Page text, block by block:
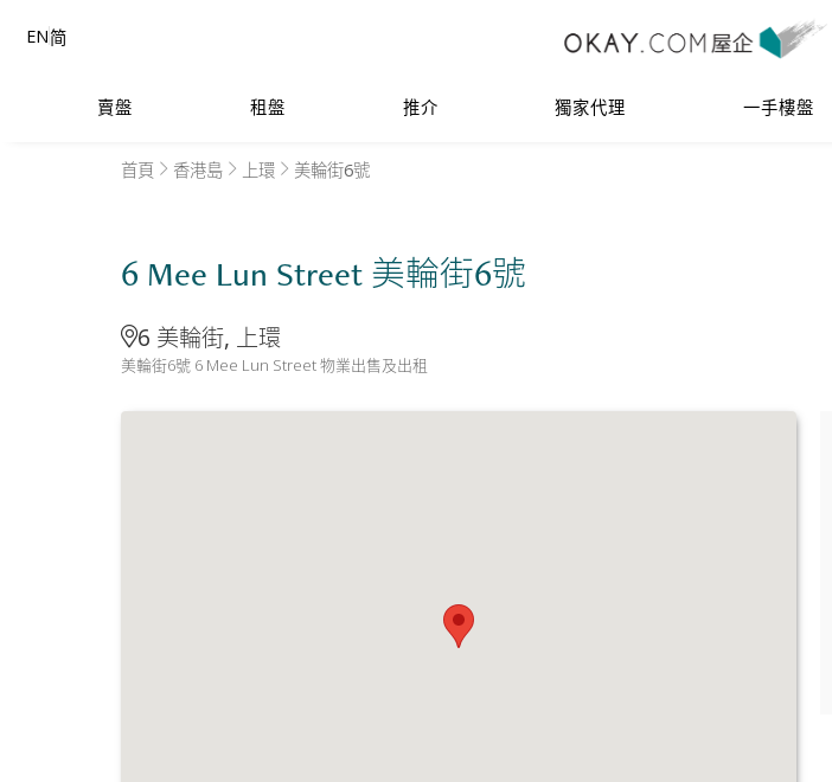
賣盤 租盤 推介 獨家代理 一手樓盤
EN简
首頁 香港島 上環 美輪街6號
6 Mee Lun Street 美輪街6號
6 美輪街, 上環
美輪街6號 6 Mee Lun Street 物業出售及出租